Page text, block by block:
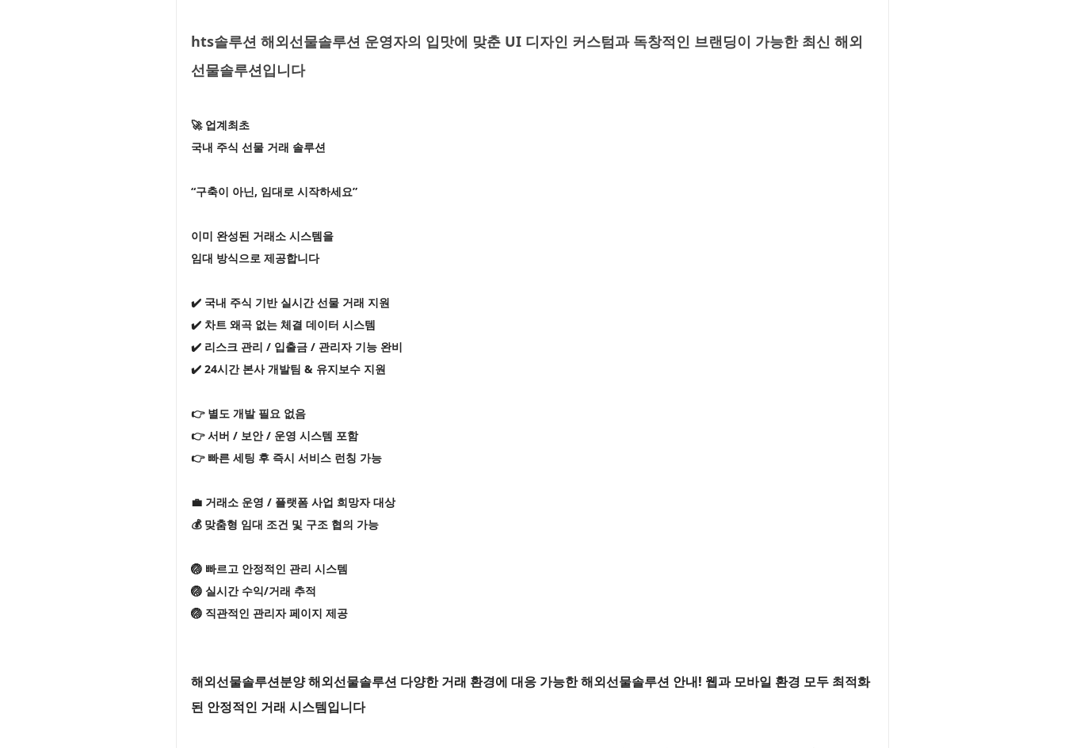
hts솔루션 해외선물솔루션 운영자의 입맛에 맞춘 UI 디자인 커스텀과 독창적인 브랜딩이 가능한 최신 해외
선물솔루션입니다
🚀 업계최초
국내 주식 선물 거래 솔루션
“구축이 아닌, 임대로 시작하세요”
이미 완성된 거래소 시스템을
임대 방식으로 제공합니다
✔️ 국내 주식 기반 실시간 선물 거래 지원
✔️ 차트 왜곡 없는 체결 데이터 시스템
✔️ 리스크 관리 / 입출금 / 관리자 기능 완비
✔️ 24시간 본사 개발팀 & 유지보수 지원
👉 별도 개발 필요 없음
👉 서버 / 보안 / 운영 시스템 포함
👉 빠른 세팅 후 즉시 서비스 런칭 가능
💼 거래소 운영 / 플랫폼 사업 희망자 대상
💰 맞춤형 임대 조건 및 구조 협의 가능
🏐 빠르고 안정적인 관리 시스템
🏐 실시간 수익/거래 추적
🏐 직관적인 관리자 페이지 제공
해외선물솔루션분양 해외선물솔루션 다양한 거래 환경에 대응 가능한 해외선물솔루션 안내! 웹과 모바일 환경 모두 최적화
된 안정적인 거래 시스템입니다